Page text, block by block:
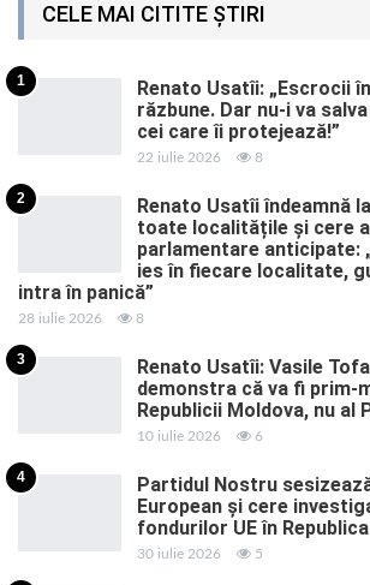
CELE MAI CITITE ȘTIRI
1
Renato Usatîi: „Escrocii
răzbune. Dar nu-i va
cei care îi protejează!”
22 iulie 2026 8
2
Renato Usatîi îndeamnă
toate localitățile și cere
parlamentare anticipate:
ies în fiecare localitate,
intra în panică”
28 iulie 2026 8
3
Renato Usatîi: Vasile
demonstra că va fi prim-
Republicii Moldova, nu al
10 iulie 2026 6
4
Partidul Nostru
European și cere
fondurilor UE în
30 iulie 2026 5